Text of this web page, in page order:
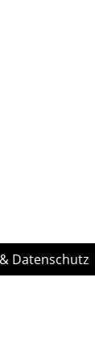
Datenschutz